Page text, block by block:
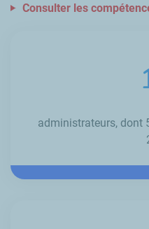
Consulter les
administrateurs, dont